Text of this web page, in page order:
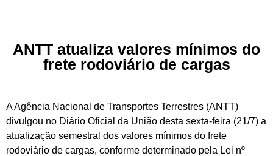
ANTT atualiza valores mínimos do
frete rodoviário de cargas
A Agência Nacional de Transportes Terrestres (ANTT)
divulgou no Diário Oficial da União desta sexta-feira (21/7) a
atualização semestral dos valores mínimos do frete
rodoviário de cargas, conforme determinado pela Lei nº